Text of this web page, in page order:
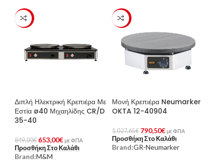
-23%
Διπλή Ηλεκτρική Κρεπιέρα Με
Εστία ø40 Μιχαηλίδης CR/D
35-40
849,00€ 653,00€ με ΦΠΑ
Προσθήκη Στο Καλάθι
Brand:M&M
-23%
Μονή Κρεπιέρα Neumarker
OKTA 12-40904
1.027,65€ 790,50€ με ΦΠΑ
Προσθήκη Στο Καλάθι
Brand:GR-Neumarker